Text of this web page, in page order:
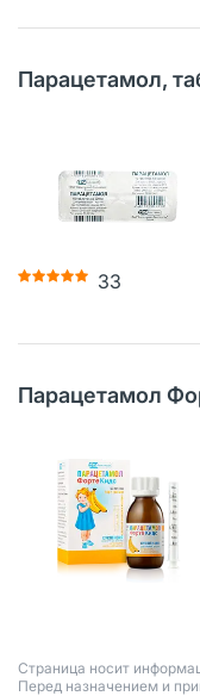
Парацетамол,
33
Парацетамол
Страница носит
Перед назначением и